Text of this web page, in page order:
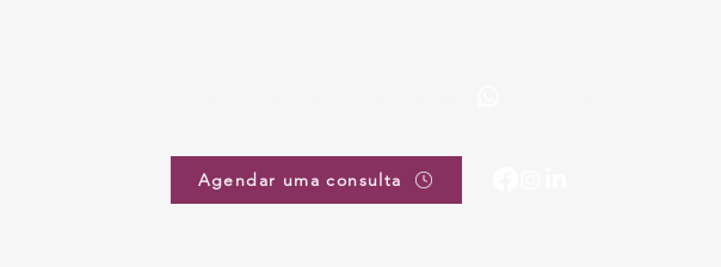
Agendar uma consulta